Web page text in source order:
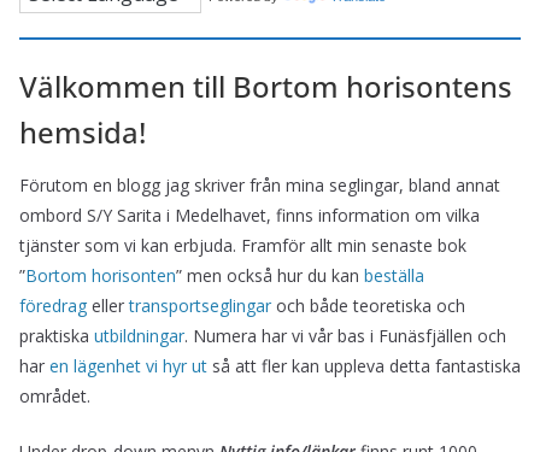
Välkommen till Bortom horisontens
hemsida!
Förutom en blogg jag skriver från mina seglingar, bland annat
ombord S/Y Sarita i Medelhavet, finns information om vilka
tjänster som vi kan erbjuda. Framför allt min senaste bok
”Bortom horisonten” men också hur du kan beställa
föredrag ellertransportseglingar och både teoretiska och
praktiska utbildningar. Numera har vi vår bas i Funäsfjällen och
har en lägenhet vi hyr ut så att fler kan uppleva detta fantastiska
området.